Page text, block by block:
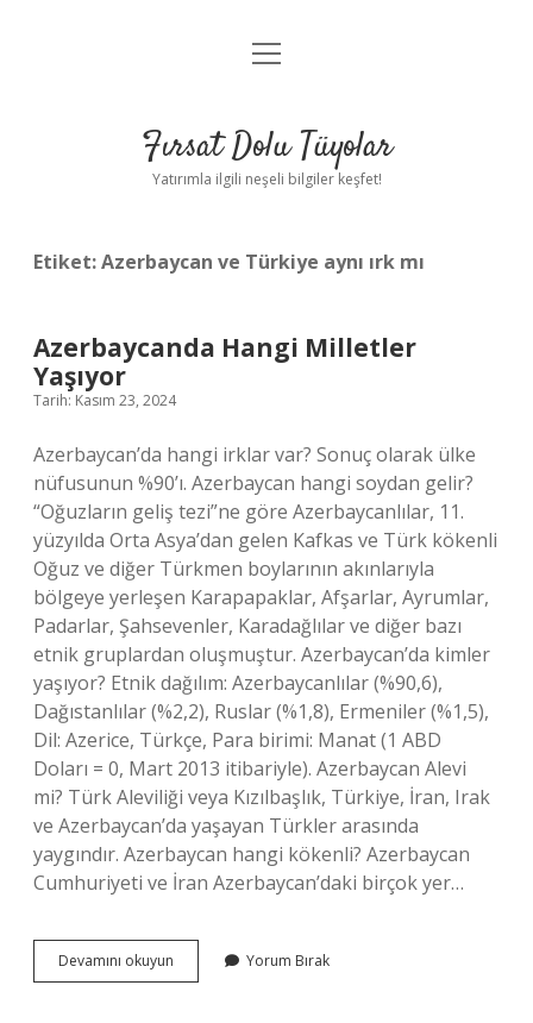
Gizlilik Politikası
Yasal Uyarı
menüyü
Fırsat Dolu Tüyolar
Yatırımla ilgili neşeli bilgiler keşfet!
Etiket:Azerbaycan ve Türkiye aynı ırk mı
Azerbaycanda Hangi Milletler
Yaşıyor
Tarih: Kasım 23, 2024
Azerbaycan’da hangi irklar var? Sonuç olarak ülke
nüfusunun %90’ı. Azerbaycan hangi soydan gelir?
“Oğuzların geliş tezi”ne göre Azerbaycanlılar, 11.
yüzyılda Orta Asya’dan gelen Kafkas ve Türk kökenli
Oğuz ve diğer Türkmen boylarının akınlarıyla
bölgeye yerleşen Karapapaklar, Afşarlar, Ayrumlar,
Padarlar, Şahsevenler, Karadağlılar ve diğer bazı
etnik gruplardan oluşmuştur. Azerbaycan’da kimler
yaşıyor? Etnik dağılım: Azerbaycanlılar (%90,6),
Dağıstanlılar (%2,2), Ruslar (%1,8), Ermeniler (%1,5),
Dil: Azerice, Türkçe, Para birimi: Manat (1 ABD
Doları = 0, Mart 2013 itibariyle). Azerbaycan Alevi
mi? Türk Aleviliği veya Kızılbaşlık, Türkiye, İran, Irak
ve Azerbaycan’da yaşayan Türkler arasında
yaygındır. Azerbaycan hangi kökenli? Azerbaycan
Cumhuriyeti ve İran Azerbaycan’daki birçok yer…
Devamını okuyun Azerbaycanda
Hangi
Yorum Bırak